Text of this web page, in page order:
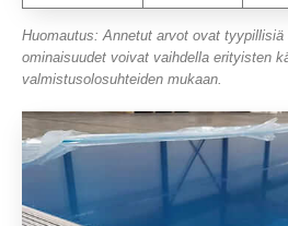
Huomautus: Annetut arvot ovat
ominaisuudet voivat vaihdella erityisten
valmistusolosuhteiden mukaan.